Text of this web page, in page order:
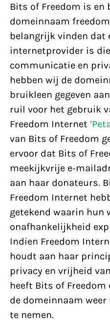
Bits of Freedom is
domeinnaam
belangrijk vinden dat
internetprovider is
communicatie en
hebben wij de
bruikleen gegeven
ruil voor het gebruik
Freedom Internet
van Bits of Freedom
ervoor dat Bits of
meekijkvrije e-
aan haar donateurs.
Freedom Internet
getekend waarin hun
onafhankelijkheid
Indien Freedom
houdt aan haar
privacy en vrijheid
heeft Bits of
de domeinnaam
te nemen.